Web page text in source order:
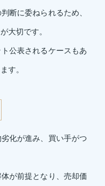
断に委ねられるため、
大切です。
公表されるケースもあ
す。
化が進み、買い手がつ
が前提となり、売却価